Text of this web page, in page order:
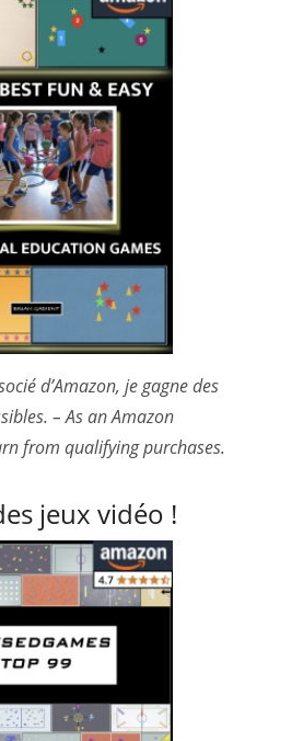
d’Amazon, je gagne des
– As an Amazon
from qualifying purchases.
jeux vidéo !